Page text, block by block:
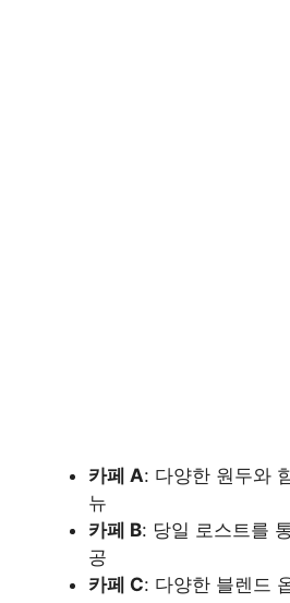
카페 A: 다양한 원두와
뉴
카페 B: 당일 로스트를
공
카페 C: 다양한 블렌드